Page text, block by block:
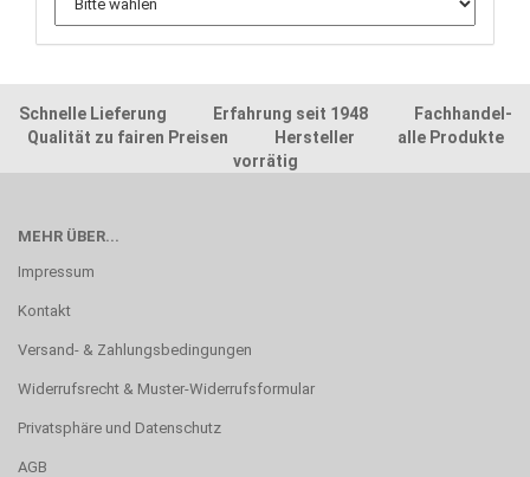
Schnelle Lieferung Erfahrung seit 1948 Fachhandel-
Qualität zu fairen Preisen Hersteller alle Produkte
vorrätig
MEHR ÜBER...
Impressum
Kontakt
Versand- & Zahlungsbedingungen
Widerrufsrecht & Muster-Widerrufsformular
Privatsphäre und Datenschutz
AGB